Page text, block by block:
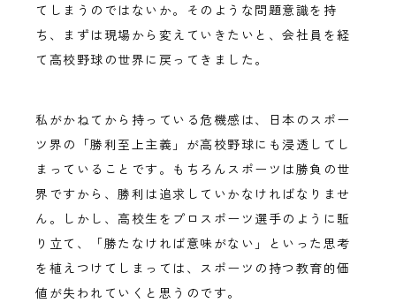
てしまうのではないか。そのような問題意識を持
ち、まずは現場から変えていきたいと、会社員を経
て高校野球の世界に戻ってきました。
私がかねてから持っている危機感は、日本のスポー
ツ界の「勝利至上主義」が高校野球にも浸透してし
まっていることです。もちろんスポーツは勝負の世
界ですから、勝利は追求していかなければなりませ
ん。しかし、高校生をプロスポーツ選手のように駈
り立て、「勝たなければ意味がない」といった思考
を植えつけてしまっては、スポーツの持つ教育的価
値が失われていくと思うのです。